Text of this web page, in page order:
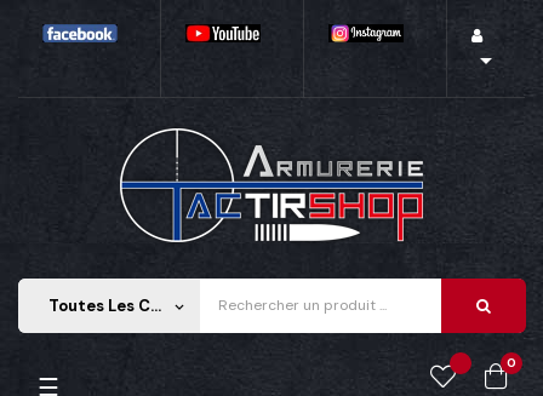

Toutes Les Catégories keyboard_arrow_down
0
Basculer la navigation
☰